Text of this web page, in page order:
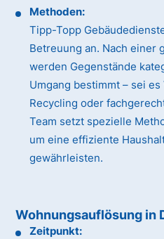
Methoden:
Tipp-Topp
Betreuung an. Nach einer
werden Gegenstände
Umgang bestimmt – sei es
Recycling oder
Team setzt spezielle
um eine effiziente
gewährleisten.
Wohnungsauflösung in
Zeitpunkt: